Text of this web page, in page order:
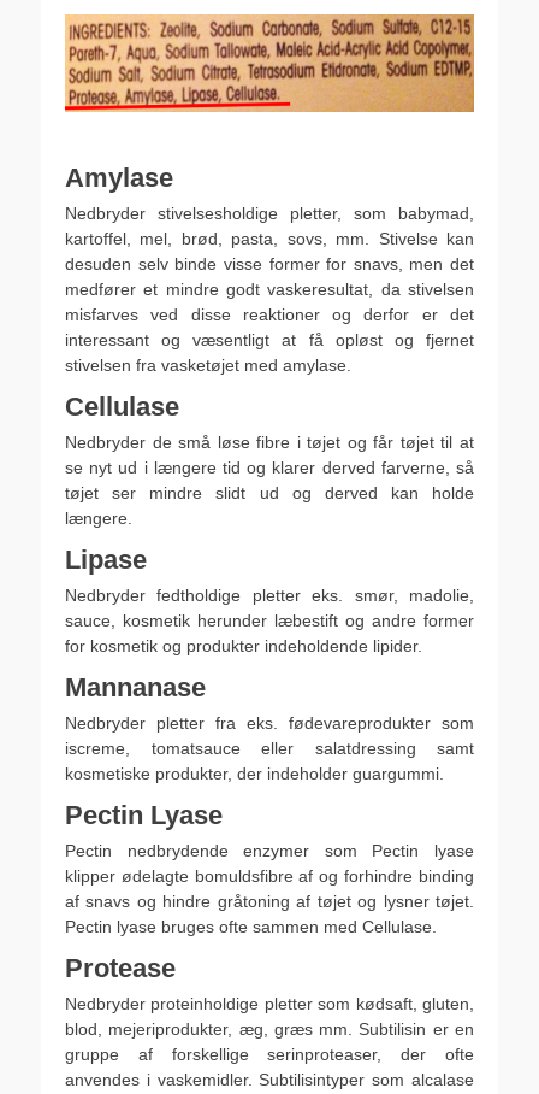
Amylase
Nedbryder stivelsesholdige pletter, som babymad,
kartoffel, mel, brød, pasta, sovs, mm. Stivelse kan
desuden selv binde visse former for snavs, men det
medfører et mindre godt vaskeresultat, da stivelsen
misfarves ved disse reaktioner og derfor er det
interessant og væsentligt at få opløst og fjernet
stivelsen fra vasketøjet med amylase.
Cellulase
Nedbryder de små løse fibre i tøjet og får tøjet til at
se nyt ud i længere tid og klarer derved farverne, så
tøjet ser mindre slidt ud og derved kan holde
længere.
Lipase
Nedbryder fedtholdige pletter eks. smør, madolie,
sauce, kosmetik herunder læbestift og andre former
for kosmetik og produkter indeholdende lipider.
Mannanase
Nedbryder pletter fra eks. fødevareprodukter som
iscreme, tomatsauce eller salatdressing samt
kosmetiske produkter, der indeholder guargummi.
Pectin Lyase
Pectin nedbrydende enzymer som Pectin lyase
klipper ødelagte bomuldsfibre af og forhindre binding
af snavs og hindre gråtoning af tøjet og lysner tøjet.
Pectin lyase bruges ofte sammen med Cellulase.
Protease
Nedbryder proteinholdige pletter som kødsaft, gluten,
blod, mejeriprodukter, æg, græs mm. Subtilisin er en
gruppe af forskellige serinproteaser, der ofte
anvendes i vaskemidler. Subtilisintyper som alcalase